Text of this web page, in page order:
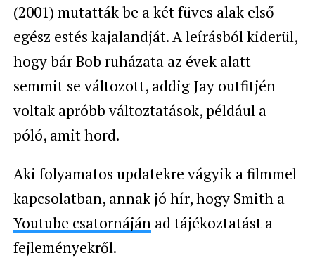
(2001) mutatták be a két füves alak első
egész estés kajalandját. A leírásból kiderül,
hogy bár Bob ruházata az évek alatt
semmit se változott, addig Jay outfitjén
voltak apróbb változtatások, például a
póló, amit hord.
Aki folyamatos updatekre vágyik a filmmel
kapcsolatban, annak jó hír, hogy Smith a
Youtube csatornájánad tájékoztatást a
fejleményekről.